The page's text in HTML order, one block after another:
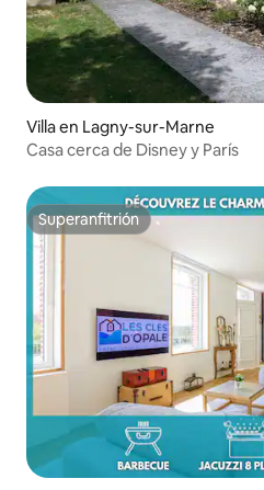
Villa en Lagny-sur-Marne
Casa cerca de Disney y París
Superanfitrión
Superanfitrión